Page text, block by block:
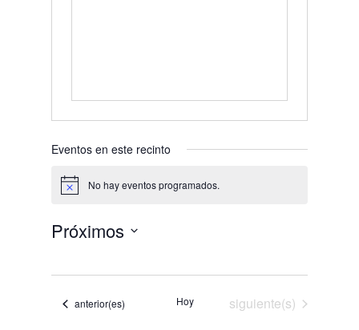
Eventos en este recinto
Aviso No hay eventos programados.
Próximos
Eventos
anterior(es) Hoy Eventos
siguiente(s)